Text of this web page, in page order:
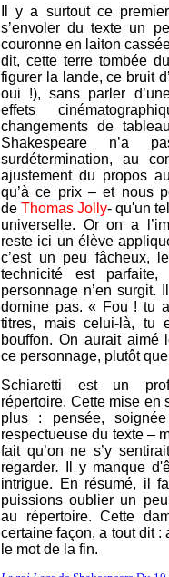
Il y a surtout ce
s’envoler du texte un
couronne en laiton
dit, cette terre tombée
figurer la lande, ce bruit
oui !), sans parler
effets
changements de
Shakespeare n’a
surdétermination, au
ajustement du propos
qu’à ce prix – et nous
de Thomas Jolly- qu'un
universelle. Or on a
reste ici un élève
c’est un peu fâcheux,
technicité est
personnage n’en surgit.
domine pas. « Fou ! tu
titres, mais celui-là,
bouffon. On aurait aimé
ce personnage, plutôt
Schiaretti est un
répertoire. Cette mise en
plus : pensée,
respectueuse du texte –
fait qu’on ne s’y
regarder. Il y manque
intrigue. En résumé, il
puissions oublier un
au répertoire. Cette
certaine façon, a tout dit
le mot de la fin.